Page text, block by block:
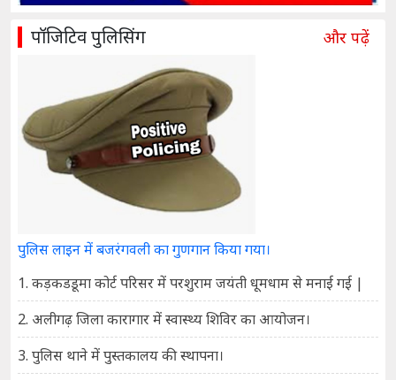
पॉजिटिव पुलिसिंग और पढ़ें
पुलिस लाइन में बजरंगवली का गुणगान किया गया।
1. कड़कडडूमा कोर्ट परिसर में परशुराम जयंती धूमधाम से मनाई गई |
2. अलीगढ़ जिला कारागार में स्वास्थ्य शिविर का आयोजन।
3. पुलिस थाने में पुस्तकालय की स्थापना।